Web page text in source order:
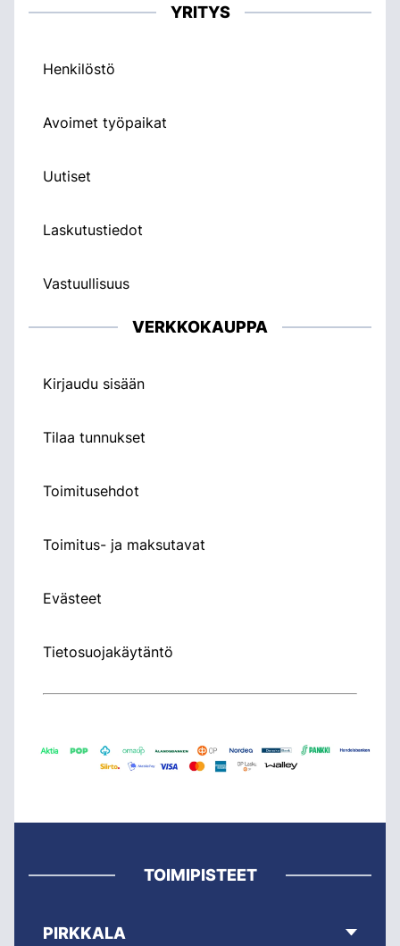
YRITYS
Henkilöstö
Avoimet työpaikat
Uutiset
Laskutustiedot
Vastuullisuus
VERKKOKAUPPA
Kirjaudu sisään
Tilaa tunnukset
Toimitusehdot
Toimitus- ja maksutavat
Evästeet
Tietosuojakäytäntö
TOIMIPISTEET
PIRKKALA